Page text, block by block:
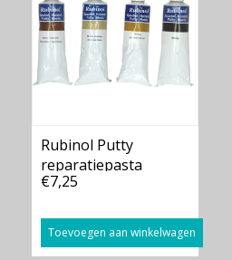
Rubinol Putty
reparatiepasta
€7,25
Toevoegen aan winkelwagen